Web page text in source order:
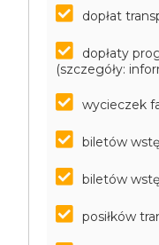
dopłat
dopłaty
(szczegóły:
wycieczek
biletów
biletów
posiłków